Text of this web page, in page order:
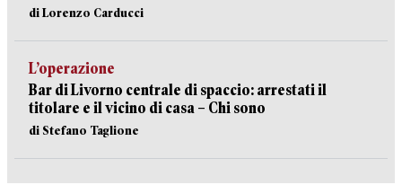
di Lorenzo Carducci
L’operazione
Bar di Livorno centrale di spaccio: arrestati il
titolare e il vicino di casa – Chi sono
di Stefano Taglione